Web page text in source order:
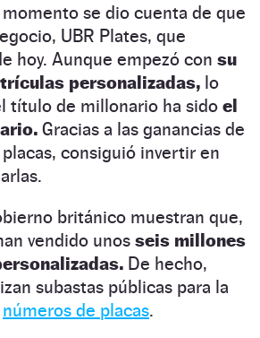
se dio cuenta de que
UBR Plates, que
hoy. Aunque empezó con su
personalizadas, lo
título de millonario ha sido el
Gracias a las ganancias de
consiguió invertir en
británico muestran que,
vendido unos seis millones
De hecho,
subastas públicas para la
números de placas.